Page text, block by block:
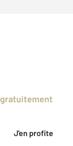
gratuitement
J'en profite